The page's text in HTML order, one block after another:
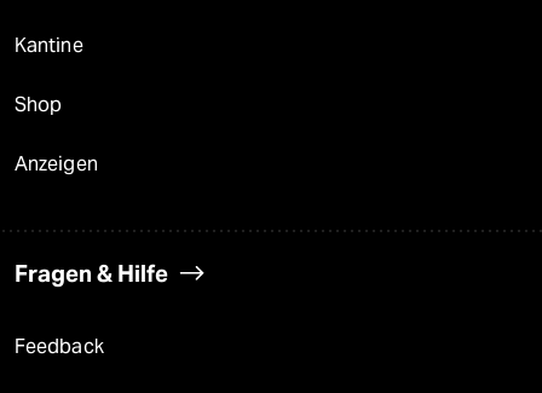
Kantine
Shop
Anzeigen
Fragen & Hilfe
Feedback